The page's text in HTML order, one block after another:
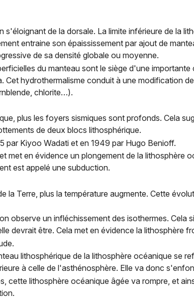
s'éloignant de la dorsale. La limite inférieure de la
entraine son épaississement par ajout de
de sa densité globale ou moyenne.
du manteau sont le siège d'une importante
Cet hydrothermalisme conduit à une modification
chlorite…).
plus les foyers sismiques sont profonds. Cela
de deux blocs lithosphérique.
par Kiyoo Wadati et en 1949 par Hugo Benioff.
met en évidence un plongement de la lithosphère
est appelé une subduction.
la Terre, plus la température augmente. Cette
observe un infléchissement des isothermes. Cela
devrait être. Cela met en évidence la lithosphère
lithosphérique de la lithosphère océanique se
à celle de l'asthénosphère. Elle va donc
cette lithosphère océanique âgée va rompre, et